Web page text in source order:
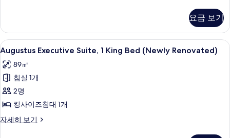
진
모
두
보
기
King
Bed
(Newly
Renovated)
자
세
히
보
기
요금 보기
Augustus
Executive
Suite,
King
Bed
(Newly
Renovated)
4
Augustus Executive Suite, 1 King Bed (Newly Renovated)
89㎡
침실 1개
2명
킹사이즈침대 1개
자세히 보기
Augustus